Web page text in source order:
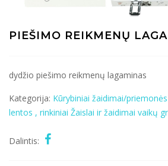
PIEŠIMO REIKMENŲ
dydžio piešimo reikmenų lagaminas
Kategorija: Kūrybiniai žaidimai/priemonės
lentos , rinkiniai Žaislai ir žaidimai vaikų
Dalintis: